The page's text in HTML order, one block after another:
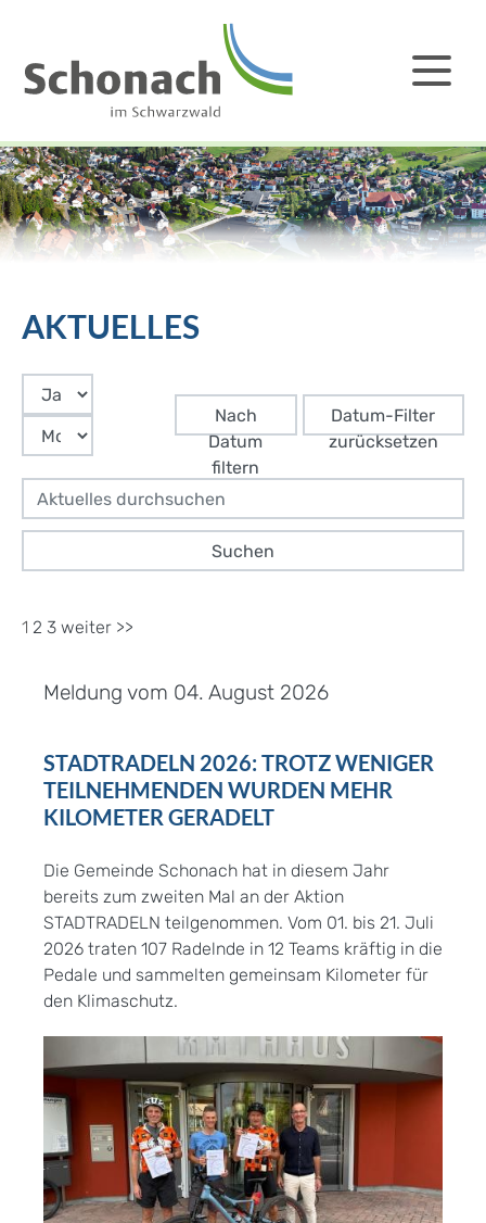
AKTUELLES
Nach
Datum
filtern
Datum-Filter
zurücksetzen
1 2 3 weiter >>
Meldung vom 04. August 2026
STADTRADELN 2026: TROTZ WENIGER
TEILNEHMENDEN WURDEN MEHR
KILOMETER GERADELT
Die Gemeinde Schonach hat in diesem Jahr
bereits zum zweiten Mal an der Aktion
STADTRADELN teilgenommen. Vom 01. bis 21. Juli
2026 traten 107 Radelnde in 12 Teams kräftig in die
Pedale und sammelten gemeinsam Kilometer für
den Klimaschutz.